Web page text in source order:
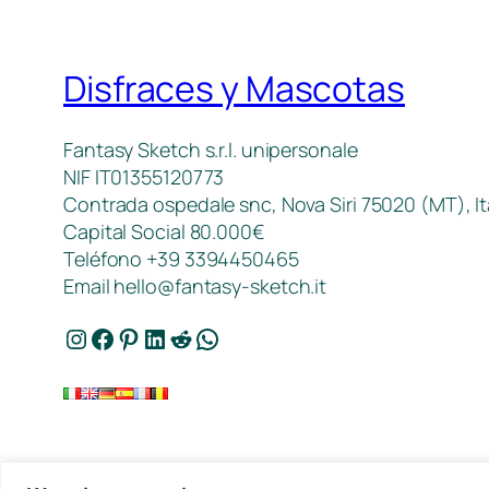
Disfraces y Mascotas
Fantasy Sketch s.r.l. unipersonale
NIF IT01355120773
Contrada ospedale snc, Nova Siri 75020 (MT),
Capital Social 80.000€
Teléfono +39 3394450465
Email hello@fantasy-sketch.it
Instagram Facebook Pinterest LinkedIn Reddit WhatsApp